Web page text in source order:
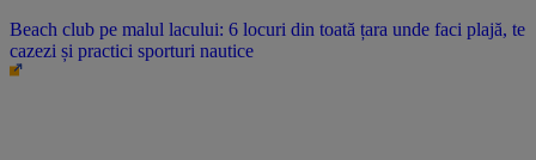
Beach club pe malul lacului: 6 locuri din toată țara unde faci plajă, te
cazezi și practici sporturi nautice